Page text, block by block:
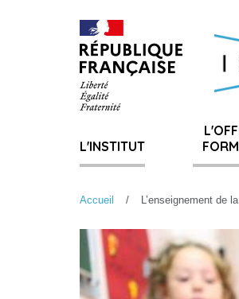
L'INSTITUT
Accueil L’enseignement de